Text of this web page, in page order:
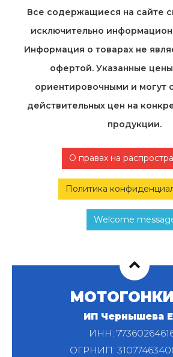
Все содержащиеся на cайте
исключительно
Информация о товарах не
офертой. Указанные
ориентировочными и могут
действительных цен на
продукции.
О правах на
Политика
Welcome
ИП Чернышева
ИНН:
ОГРНИП: